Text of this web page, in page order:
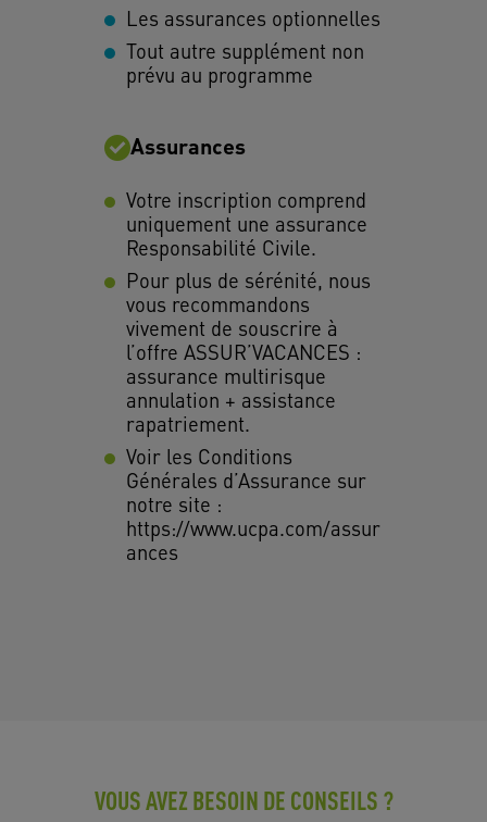
Les assurances optionnelles
Tout autre supplément non
prévu au programme
Assurances
Votre inscription comprend
uniquement une assurance
Responsabilité Civile.
Pour plus de sérénité, nous
vous recommandons
vivement de souscrire à
l’offre ASSUR’VACANCES :
assurance multirisque
annulation + assistance
rapatriement.
Voir les Conditions
Générales d’Assurance sur
notre site :
https://www.ucpa.com/assur
ances
VOUS AVEZ BESOIN DE CONSEILS ?